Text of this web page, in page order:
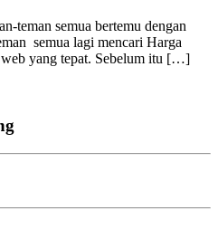
teman semua bertemu dengan
semua lagi mencari Harga
yang tepat. Sebelum itu […]